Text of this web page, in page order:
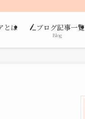
とは ブログ記事一覧
Blog